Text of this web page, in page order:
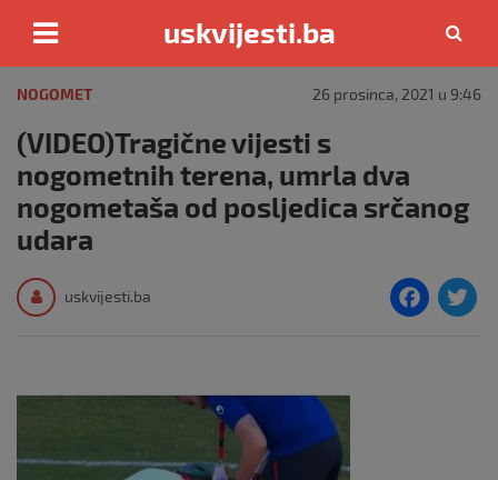
content
uskvijesti.ba
NOGOMET 26 prosinca, 2021 u 9:46
(VIDEO)Tragične vijesti s
nogometnih terena, umrla dva
nogometaša od posljedica srčanog
udara
uskvijesti.ba
F